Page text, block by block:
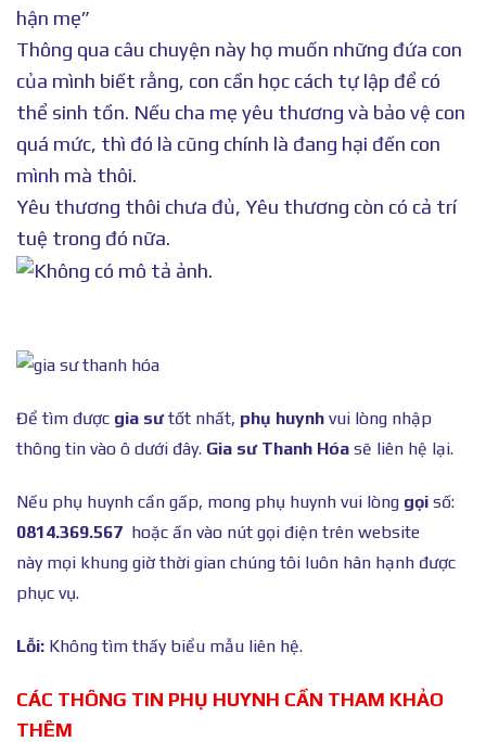
hận mẹ”
Thông qua câu chuyện này họ muốn những đứa con
của mình biết rằng, con cần học cách tự lập để có
thể sinh tồn. Nếu cha mẹ yêu thương và bảo vệ con
quá mức, thì đó là cũng chính là đang hại đến con
mình mà thôi.
Yêu thương thôi chưa đủ, Yêu thương còn có cả trí
tuệ trong đó nữa.
Để tìm được gia sưtốt nhất, phụ huynh vui lòng nhập
thông tin vào ô dưới đây. Gia sư Thanh Hóa sẽ liên hệ lại.
Nếu phụ huynh cần gấp, mong phụ huynh vui lòng gọi số:
0814.369.567 hoặc ấn vào nút gọi điện trên website
này mọi khung giờ thời gian chúng tôi luôn hân hạnh được
phục vụ.
Lỗi: Không tìm thấy biểu mẫu liên hệ.
CÁC THÔNG TIN PHỤ HUYNH CẦN THAM KHẢO
THÊM